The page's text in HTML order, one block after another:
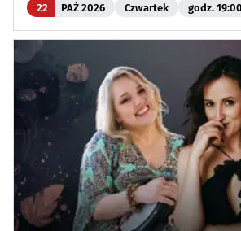
22 PAŹ 2026 Czwartek godz. 19:00